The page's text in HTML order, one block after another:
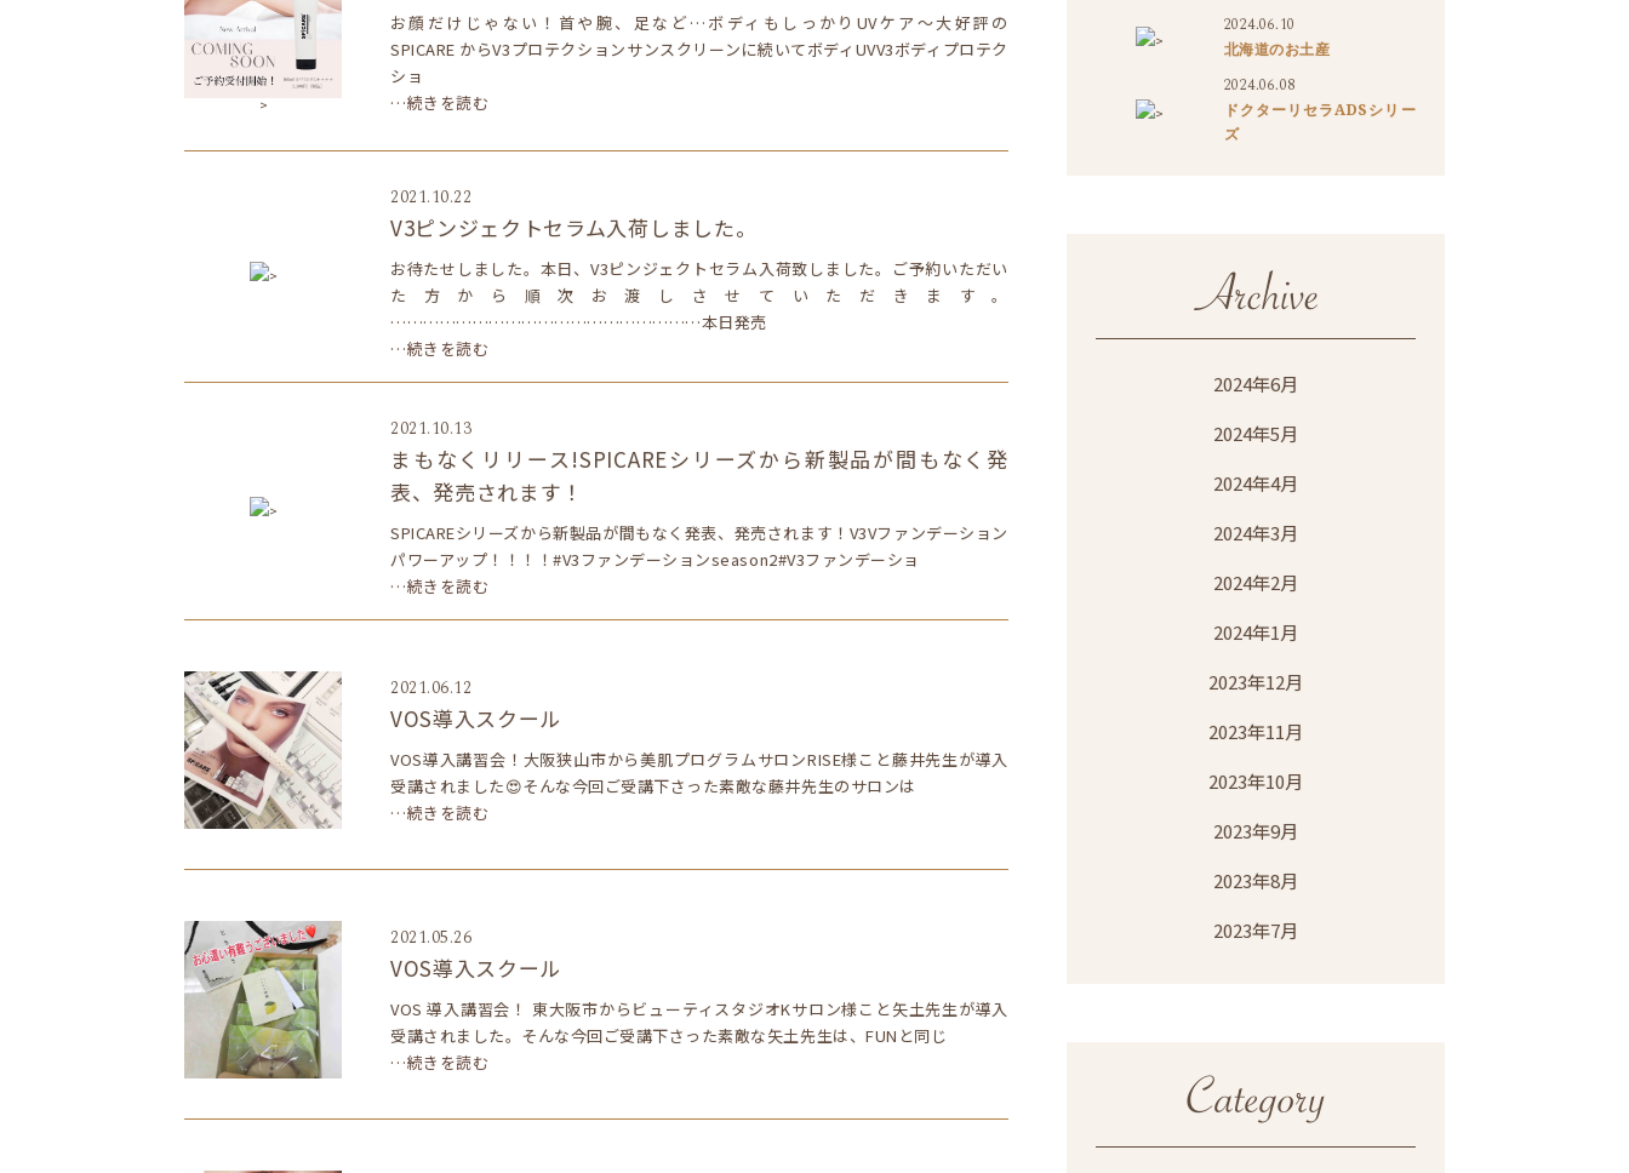
>
お顔だけじゃない！首や腕、足など…ボディもしっかりUVケア～大好評の
SPICARE からV3プロテクションサンスクリーンに続いてボディUVV3ボディプロテク
ショ
…続きを読む
>
2021.10.22
V3ピンジェクトセラム入荷しました。
お待たせしました。本日、V3ピンジェクトセラム入荷致しました。ご予約いただい
た方から順次お渡しさせていただきます。
…………………………………………………本日発売
…続きを読む
>
2021.10.13
まもなくリリース!SPICAREシリーズから新製品が間もなく発
表、発売されます！
SPICAREシリーズから新製品が間もなく発表、発売されます！V3Vファンデーション
パワーアップ！！！！#V3ファンデーションseason2#V3ファンデーショ
…続きを読む
2021.06.12
VOS導入スクール
VOS導入講習会！大阪狭山市から美肌プログラムサロンRISE様こと藤井先生が導入
受講されました😍そんな今回ご受講下さった素敵な藤井先生のサロンは
…続きを読む
2021.05.26
VOS導入スクール
VOS 導入講習会！ 東大阪市からビューティスタジオKサロン様こと矢土先生が導入
受講されました。そんな今回ご受講下さった素敵な矢土先生は、FUNと同じ
…続きを読む
>
2024.06.10
北海道のお土産
>
2024.06.08
ドクターリセラADSシリー
ズ
2024年6月
2024年5月
2024年4月
2024年3月
2024年2月
2024年1月
2023年12月
2023年11月
2023年10月
2023年9月
2023年8月
2023年7月